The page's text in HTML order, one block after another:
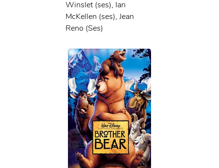
Winslet (ses), Ian
McKellen (ses), Jean
Reno (Ses)